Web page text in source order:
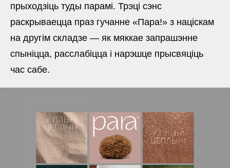
прыходзіць туды парамі. Трэці сэнс
раскрываецца праз гучанне «Пара!» з націскам
на другім складзе — як мяккае запрашэнне
спыніцца, расслабіцца і нарэшце прысвяціць
час сабе.